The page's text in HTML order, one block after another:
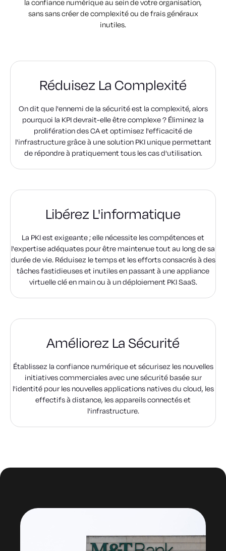
la confiance numérique au sein de votre organisation,
sanssans créer de complexité ou de frais généraux
inutiles.
Réduisez La Complexité
On dit que l'ennemi de la sécurité est la complexité, alors
pourquoi la KPI devrait-elle être complexe ? Éliminez la
prolifération des CA et optimisez l'efficacité de
l'infrastructure grâce à une solution PKI unique permettant
de répondre à pratiquement tous les cas d'utilisation.
Libérez L'informatique
La PKI est exigeante ; elle nécessite les compétences et
l'expertise adéquates pour être maintenue tout au long de sa
durée de vie. Réduisez le temps et les efforts consacrés à des
tâches fastidieuses et inutiles en passant à une appliance
virtuelle clé en main ou à un déploiement PKI SaaS.
Améliorez La Sécurité
Établissez la confiance numérique et sécurisez les nouvelles
initiatives commerciales avec une sécurité basée sur
l'identité pour les nouvelles applications natives du cloud, les
effectifs à distance, les appareils connectés et
l'infrastructure.